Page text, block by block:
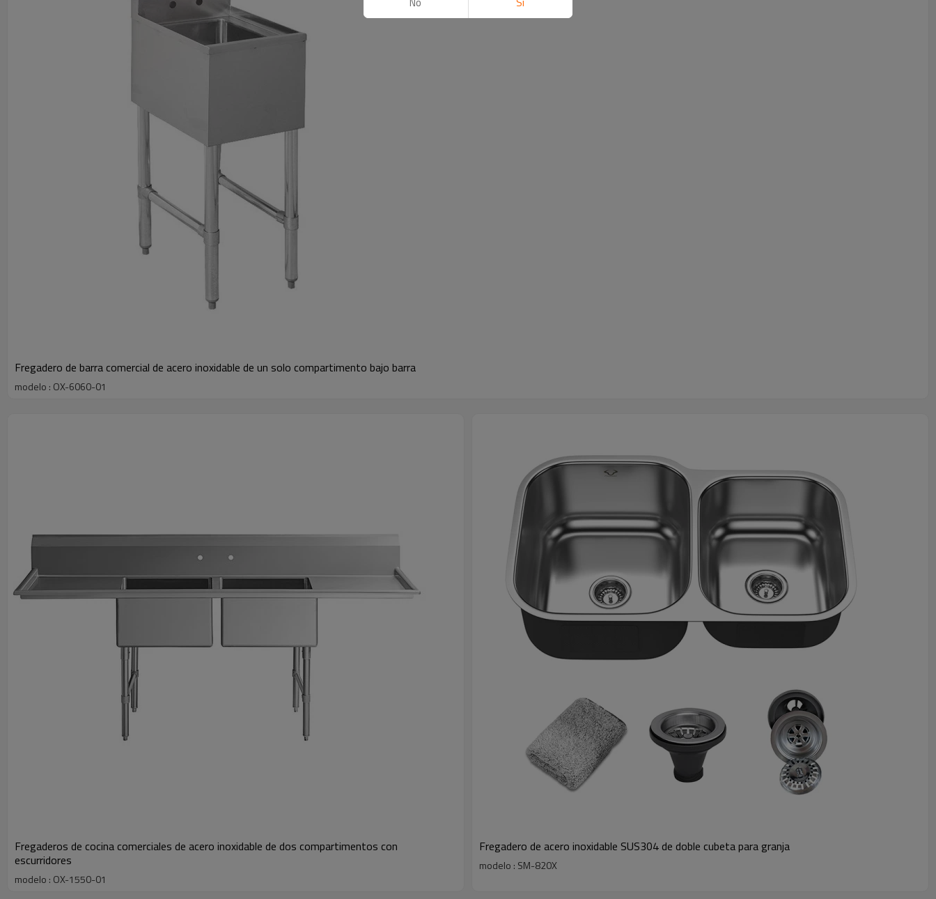
Fregadero de barra comercial de acero inoxidable de un solo compartimento bajo barra
modelo : OX-6060-01
Fregaderos de cocina comerciales de acero inoxidable de dos compartimentos con
escurridores
modelo : OX-1550-01
Fregadero de acero inoxidable SUS304 de doble cubeta para granja
modelo : SM-820X